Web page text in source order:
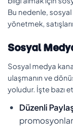
Bu nedenle,
yönetmek,
Sosyal
Sosyal medya
ulaşmanın ve
yoludur. İşte bazı
Düzenli